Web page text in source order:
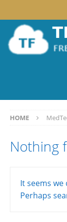
HOME
Nothing
It seems we
Perhaps